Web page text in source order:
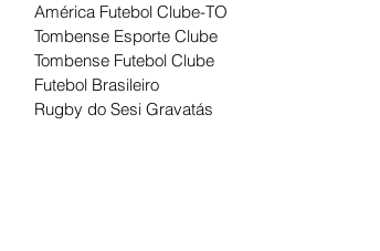
América Futebol Clube-TO
Tombense Esporte Clube
Tombense Futebol Clube
Futebol Brasileiro
Rugby do Sesi Gravatás